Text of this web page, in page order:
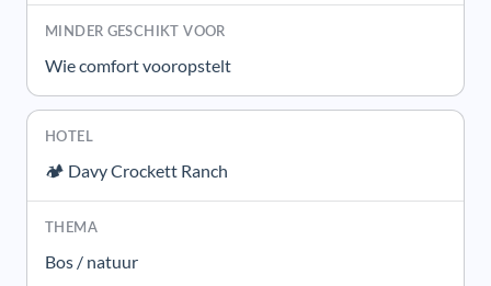
Wie comfort vooropstelt
🏕️ Davy Crockett Ranch
Bos / natuur